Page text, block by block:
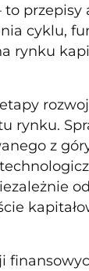
to
cyklu,
rynku
rynku.
z